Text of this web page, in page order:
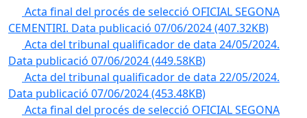
Acta final del procés de selecció OFICIAL SEGONA
CEMENTIRI. Data publicació 07/06/2024(407.32KB)
Acta del tribunal qualificador de data 24/05/2024.
Data publicació 07/06/2024(449.58KB)
Acta del tribunal qualificador de data 22/05/2024.
Data publicació 07/06/2024(453.48KB)
Acta final del procés de selecció OFICIAL SEGONA